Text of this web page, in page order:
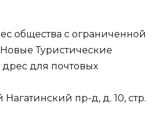
общества с ограниченной
Туристические
дрес для почтовых
Нагатинский пр-д, д. 10, стр.